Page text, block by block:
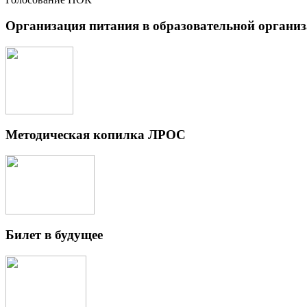
Организация питания в образовательной
Методическая копилка ЛРОС
Билет в будущее